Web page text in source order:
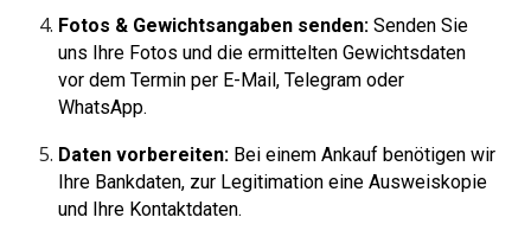
Fotos & Gewichtsangaben senden: Senden Sie
uns Ihre Fotos und die ermittelten Gewichtsdaten
vor dem Termin per E-Mail, Telegram oder
WhatsApp.
Daten vorbereiten: Bei einem Ankauf benötigen wir
Ihre Bankdaten, zur Legitimationeine Ausweiskopie
und Ihre Kontaktdaten.